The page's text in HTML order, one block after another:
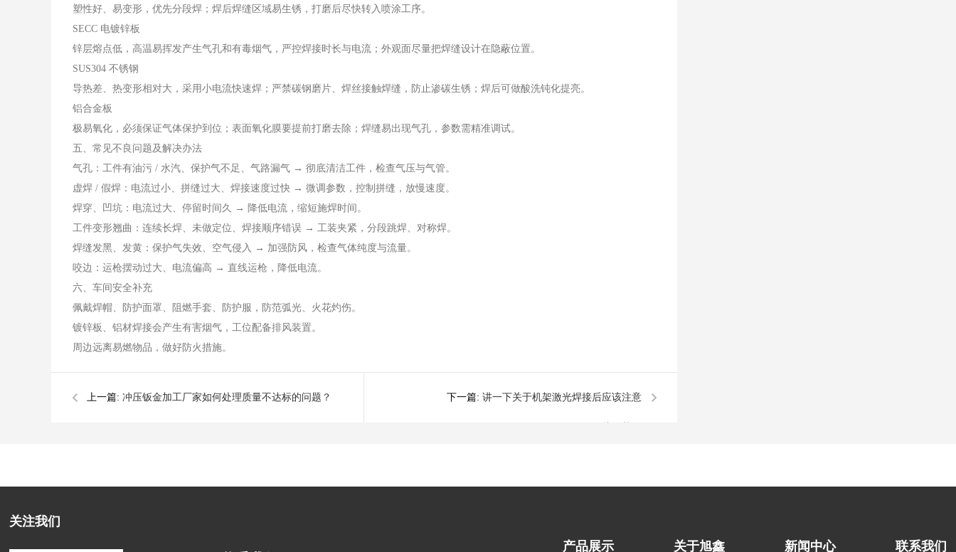
塑性好、易变形，优先分段焊；焊后焊缝区域易生锈，打磨后尽快转入喷涂工序。
SECC 电镀锌板
锌层熔点低，高温易挥发产生气孔和有毒烟气，严控焊接时长与电流；外观面尽量把焊缝设计在隐蔽位置。
SUS304 不锈钢
导热差、热变形相对大，采用小电流快速焊；严禁碳钢磨片、焊丝接触焊缝，防止渗碳生锈；焊后可做酸洗钝化提亮。
铝合金板
极易氧化，必须保证气体保护到位；表面氧化膜要提前打磨去除；焊缝易出现气孔，参数需精准调试。
五、常见不良问题及解决办法
气孔：工件有油污 / 水汽、保护气不足、气路漏气 → 彻底清洁工件，检查气压与气管。
虚焊 / 假焊：电流过小、拼缝过大、焊接速度过快 → 微调参数，控制拼缝，放慢速度。
焊穿、凹坑：电流过大、停留时间久 → 降低电流，缩短施焊时间。
工件变形翘曲：连续长焊、未做定位、焊接顺序错误 → 工装夹紧，分段跳焊、对称焊。
焊缝发黑、发黄：保护气失效、空气侵入 → 加强防风，检查气体纯度与流量。
咬边：运枪摆动过大、电流偏高 → 直线运枪，降低电流。
六、车间安全补充
佩戴焊帽、防护面罩、阻燃手套、防护服，防范弧光、火花灼伤。
镀锌板、铝材焊接会产生有害烟气，工位配备排风装置。
周边远离易燃物品，做好防火措施。
上一篇: 冲压钣金加工厂家如何处理质量不达标的问题？ 下一篇: 讲一下关于机架激光焊接后应该注意
关注我们
产品展示 关于旭鑫 新闻中心 联系我们